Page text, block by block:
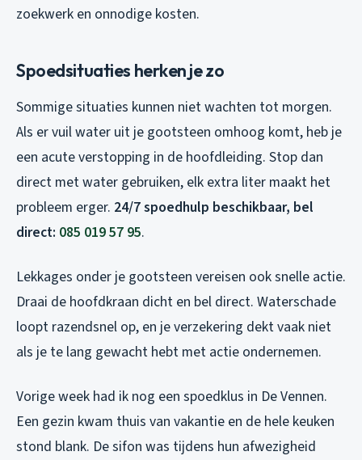
zoekwerk en onnodige kosten.
Spoedsituaties herken je zo
Sommige situaties kunnen niet wachten tot morgen.
Als er vuil water uit je gootsteen omhoog komt, heb je
een acute verstopping in de hoofdleiding. Stop dan
direct met water gebruiken, elk extra liter maakt het
probleem erger. 24/7 spoedhulp beschikbaar, bel
direct: 085 019 57 95.
Lekkages onder je gootsteen vereisen ook snelle actie.
Draai de hoofdkraan dicht en bel direct. Waterschade
loopt razendsnel op, en je verzekering dekt vaak niet
als je te lang gewacht hebt met actie ondernemen.
Vorige week had ik nog een spoedklus in De Vennen.
Een gezin kwam thuis van vakantie en de hele keuken
stond blank. De sifon was tijdens hun afwezigheid